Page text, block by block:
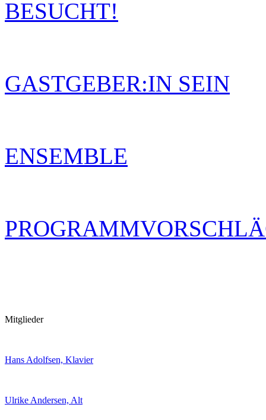
BESUCHT!
GASTGEBER:IN SEIN
ENSEMBLE
Mitglieder
Hans Adolfsen, Klavier
Ulrike Andersen, Alt